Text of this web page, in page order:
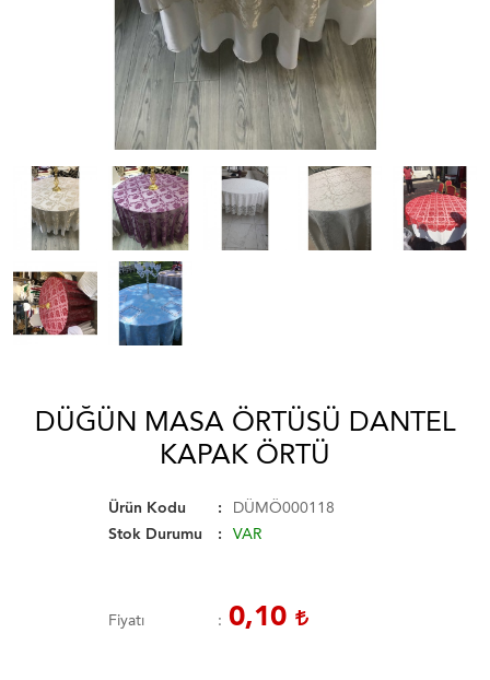
DÜĞÜN MASA ÖRTÜSÜ DANTEL
KAPAK ÖRTÜ
Ürün Kodu
DÜMÖ000118
Stok Durumu
VAR
Fiyatı 0,10